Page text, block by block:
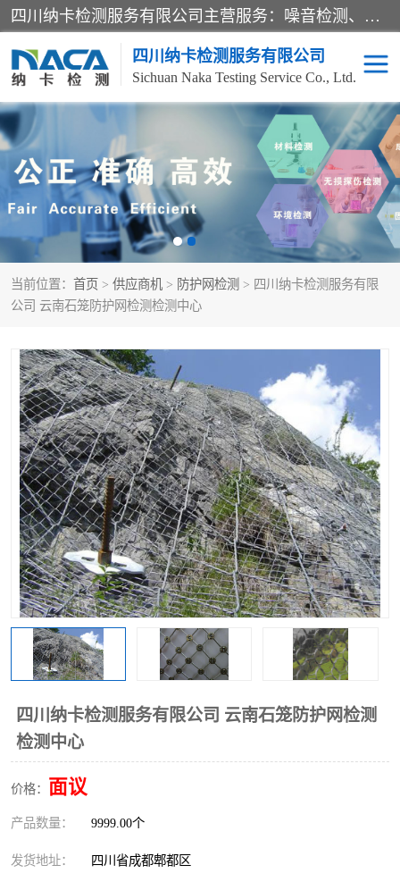
四川纳卡检测服务有限公司主营服务：噪音检测、灯光检测、防护网检测、磁性检测、无损检测、燃烧等级检测；本着严谨、规范的态度严格执行国家现行标准、规范及规程，奉行“科学公正、准确、持续改进、诚信服务”的企业价值和“科学、信誉、服务”的企业宗旨，竭诚为广大客户服务。
四川纳卡检测服务有限公司
Sichuan Naka Testing Service Co., Ltd.
当前位置： 首页 > 供应商机 > 防护网检测 > 四川纳卡检测服务有限
公司 云南石笼防护网检测检测中心
四川纳卡检测服务有限公司 云南石笼防护网检测
检测中心
价格： 面议
产品数量： 9999.00个
发货地址： 四川省成都郫都区
噪音检测 灯光检测
防护网检测 磁性检测
无损检测 燃烧等级检测
可靠性检测 产品检测